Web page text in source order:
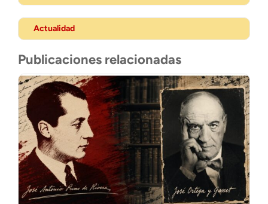
Actualidad
Publicaciones relacionadas